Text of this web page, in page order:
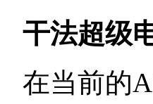
干法超级
在当前的